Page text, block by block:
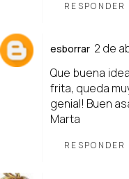
RESPONDER
esborrar 2 de
Que buena
frita, queda
genial! Buen
Marta
RESPONDER